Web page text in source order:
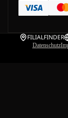
FILIALFINDER
Datenschutz